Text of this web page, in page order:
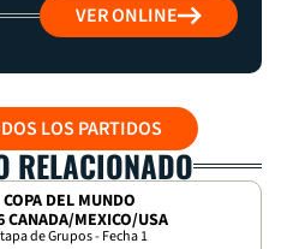
VER ONLINE
LOS PARTIDOS
RELACIONADO
COPA DEL MUNDO
CANADA/MEXICO/USA
de Grupos - Fecha 1